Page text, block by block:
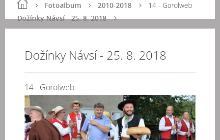
Fotoalbum
2010-2018
Dožínky Návsí - 25. 8. 2018
14 - Gorolweb
Dožínky Návsí - 25. 8. 2018
14 - Gorolweb